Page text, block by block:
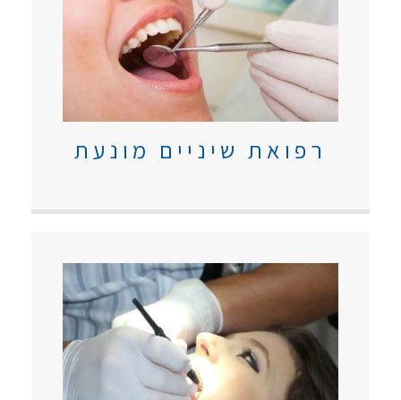
רפואת שיניים מונעת